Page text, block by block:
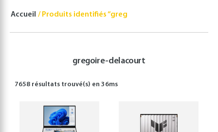
Accueil Produits identifiés “gregoire-delacourt”
gregoire-delacourt
7658 résultats trouvé(s) en36ms